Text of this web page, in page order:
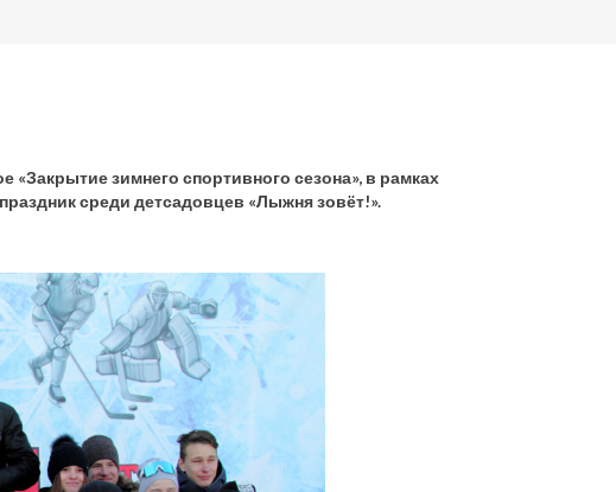
зимнего спортивного сезона», в рамках
среди детсадовцев «Лыжня зовёт!».